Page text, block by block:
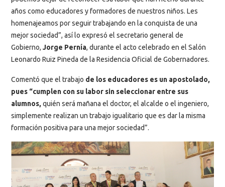
años como educadores y formadores de nuestros niños. Les
homenajeamos por seguir trabajando en la conquista de una
mejor sociedad”, así lo expresó el secretario general de
Gobierno, Jorge Pernía, durante el acto celebrado en el Salón
Leonardo Ruiz Pineda de la Residencia Oficial de Gobernadores.
Comentó que el trabajo de los educadores es un apostolado,
pues “cumplen con su labor sin seleccionar entre sus
alumnos, quién será mañana el doctor, el alcalde o el ingeniero,
simplemente realizan un trabajo igualitario que es dar la misma
formación positiva para una mejor sociedad”.